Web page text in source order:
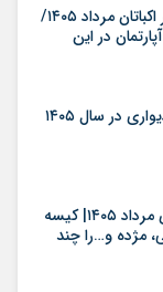
لیست قیمت خرید مسکن در اکباتان مرداد ۱۴۰۵/
در این
در سال ۱۴۰۵
قیمت جدید انواع برنج هندی مرداد ۱۴۰۵| کیسه
مژده و…را چند